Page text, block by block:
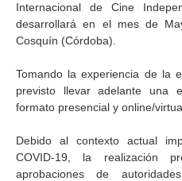
Internacional de Cine
desarrollará en el mes de
Cosquín (Córdoba).
Tomando la experiencia de la
previsto llevar adelante una
formato presencial y online/
Debido al contexto actual
COVID-19, la realización
aprobaciones de